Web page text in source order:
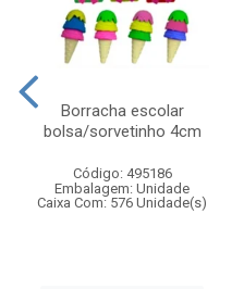
Borracha escolar
bolsa/sorvetinho 4cm
Código: 495186
Embalagem: Unidade
Caixa Com: 576 Unidade(s)